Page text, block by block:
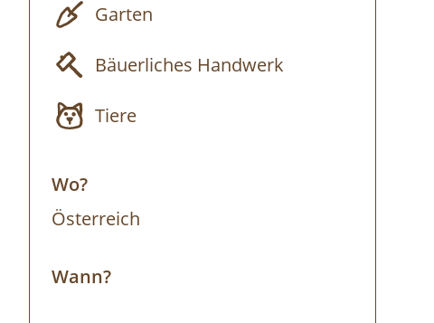
Garten
Bäuerliches Handwerk
Tiere
Wo?
Österreich
Wann?